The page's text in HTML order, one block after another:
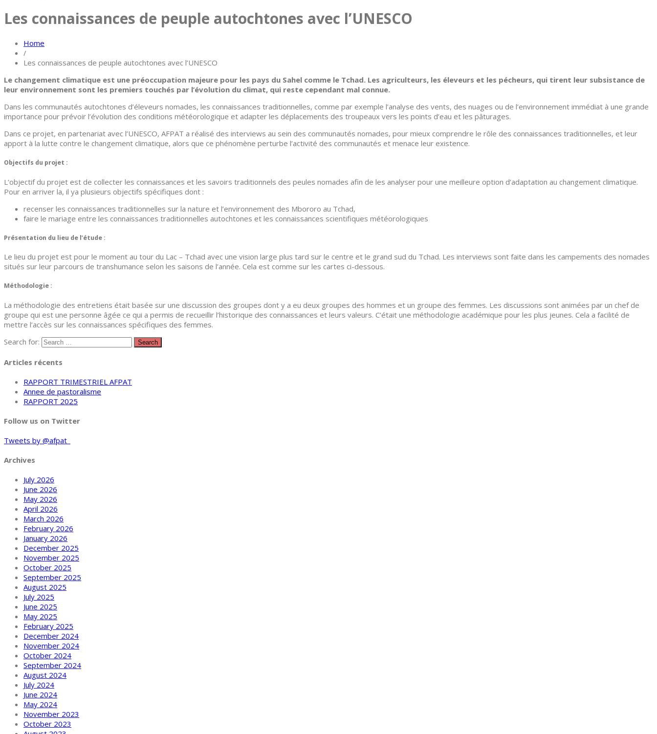
Les connaissances de peuple autochtones avec l’UNESCO
Home
/
Les connaissances de peuple autochtones avec l’UNESCO
Le changement climatique est une préoccupation majeure pour les pays du Sahel comme le Tchad. Les agriculteurs, les éleveurs et les pécheurs, qui tirent leur subsistance de
leur environnement sont les premiers touchés par l’évolution du climat, qui reste cependant mal connue.
Dans les communautés autochtones d’éleveurs nomades, les connaissances traditionnelles, comme par exemple l’analyse des vents, des nuages ou de l’environnement immédiat à une grande
importance pour prévoir l’évolution des conditions météorologique et adapter les déplacements des troupeaux vers les points d’eau et les pâturages.
Dans ce projet, en partenariat avec l’UNESCO, AFPAT a réalisé des interviews au sein des communautés nomades, pour mieux comprendre le rôle des connaissances traditionnelles, et leur
apport à la lutte contre le changement climatique, alors que ce phénomène perturbe l’activité des communautés et menace leur existence.
Objectifs du projet :
L’objectif du projet est de collecter les connaissances et les savoirs traditionnels des peules nomades afin de les analyser pour une meilleure option d’adaptation au changement climatique.
Pour en arriver la, il ya plusieurs objectifs spécifiques dont :
recenser les connaissances traditionnelles sur la nature et l’environnement des Mbororo au Tchad,
faire le mariage entre les connaissances traditionnelles autochtones et les connaissances scientifiques météorologiques
Présentation du lieu de l’étude :
Le lieu du projet est pour le moment au tour du Lac – Tchad avec une vision large plus tard sur le centre et le grand sud du Tchad. Les interviews sont faite dans les campements des nomades
situés sur leur parcours de transhumance selon les saisons de l’année. Cela est comme sur les cartes ci-dessous.
Méthodologie :
La méthodologie des entretiens était basée sur une discussion des groupes dont y a eu deux groupes des hommes et un groupe des femmes. Les discussions sont animées par un chef de
groupe qui est une personne âgée ce qui a permis de recueillir l’historique des connaissances et leurs valeurs. C’était une méthodologie académique pour les plus jeunes. Cela a facilité de
mettre l’accès sur les connaissances spécifiques des femmes.
Search for:
Articles récents
RAPPORT TRIMESTRIEL AFPAT
Annee de pastoralisme
RAPPORT 2025
Follow us on Twitter
Tweets by @afpat_
Archives
July 2026
June 2026
May 2026
April 2026
March 2026
February 2026
January 2026
December 2025
November 2025
October 2025
September 2025
August 2025
July 2025
June 2025
May 2025
February 2025
December 2024
November 2024
October 2024
September 2024
August 2024
July 2024
June 2024
May 2024
November 2023
October 2023